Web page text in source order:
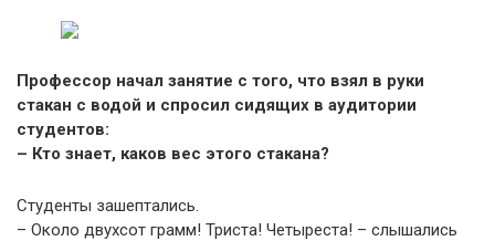
Профессор начал занятие с того, что взял в руки
стакан с водой и спросил сидящих в аудитории
студентов:
– Кто знает, каков вес этого стакана?
Студенты зашептались.
– Около двухсот грамм! Триста! Четыреста! – слышались